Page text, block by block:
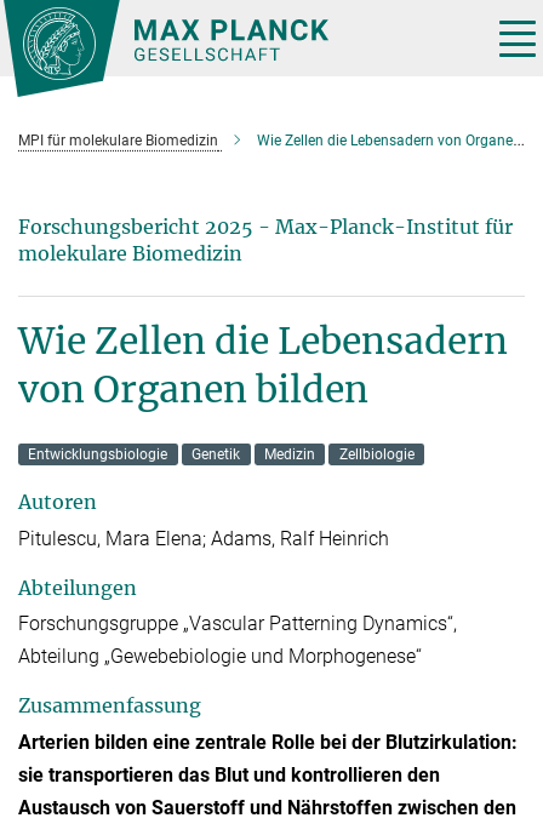
Hauptinhalt
MPI für molekulare Biomedizin Wie Zellen die Lebensadern von Organen bilden
Forschungsbericht 2025 - Max-Planck-Institut für
molekulare Biomedizin
Wie Zellen die Lebensadern
von Organen bilden
Entwicklungsbiologie Genetik Medizin Zellbiologie
Autoren
Pitulescu, Mara Elena; Adams, Ralf Heinrich
Abteilungen
Forschungsgruppe „Vascular Patterning Dynamics“,
Abteilung „Gewebebiologie und Morphogenese“
Zusammenfassung
Arterien bilden eine zentrale Rolle bei der Blutzirkulation:
sie transportieren das Blut und kontrollieren den
Austausch von Sauerstoff und Nährstoffen zwischen den